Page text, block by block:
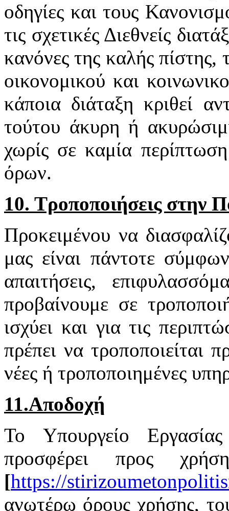
οδηγίες και τους
τις σχετικές Διεθνείς
κανόνες της καλής
οικονομικού και
κάποια διάταξη κριθεί
τούτου άκυρη ή
χωρίς σε καμία
όρων.
10. Τροποποιήσεις στην
Προκειμένου να
μας είναι πάντοτε
απαιτήσεις,
προβαίνουμε σε
ισχύει και για τις
πρέπει να τροποποιείται
νέες ή τροποποιημένες
11.Αποδοχή
Το Υπουργείο
προσφέρει προς
[https://
ανωτέρω όρους χρήσης,